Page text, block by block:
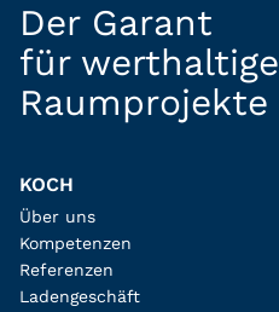
Der Garant
für werthaltige
Raumprojekte
KOCH
Über uns
Kompetenzen
Referenzen
Ladengeschäft